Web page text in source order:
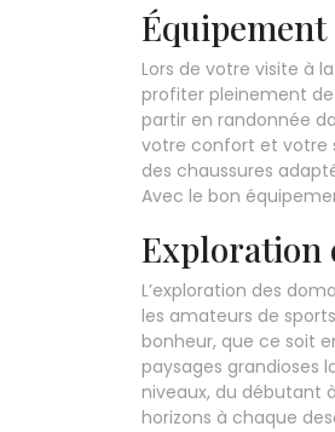
Lors de votre visite à
profiter pleinement
partir en randonnée
votre confort et votre
des chaussures
Avec le bon
Exploration
L’exploration des
les amateurs de
bonheur, que ce soit
paysages grandioses
niveaux, du débutant
horizons à chaque